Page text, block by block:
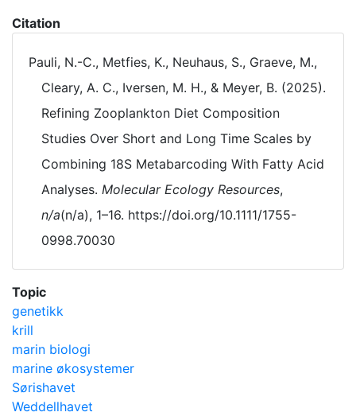
Citation
Pauli, N.-C., Metfies, K., Neuhaus, S., Graeve, M.,
Cleary, A. C., Iversen, M. H., & Meyer, B. (2025).
Refining Zooplankton Diet Composition
Studies Over Short and Long Time Scales by
Combining 18S Metabarcoding With Fatty Acid
Analyses. Molecular Ecology Resources,
n/a(n/a), 1–16. https://doi.org/10.1111/1755-
0998.70030
Topic
genetikk
krill
marin biologi
marine økosystemer
Sørishavet
Weddellhavet